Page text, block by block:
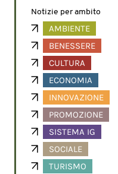
Notizie per ambito
AMBIENTE
BENESSERE
CULTURA
ECONOMIA
INNOVAZIONE
PROMOZIONE
SISTEMA IG
SOCIALE
TURISMO